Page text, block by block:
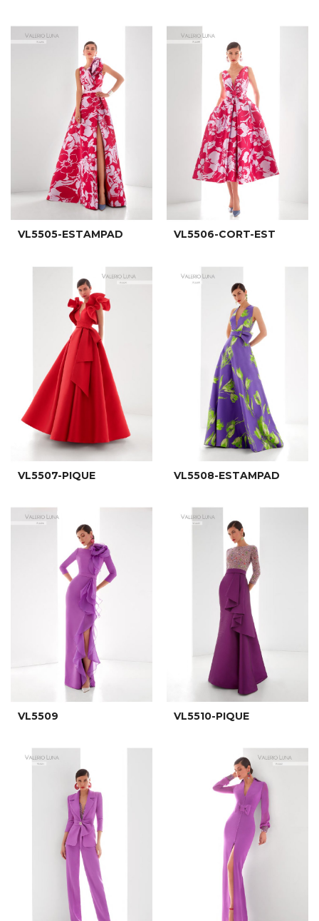
VL5505-ESTAMPAD VL5506-CORT-EST
VL5507-PIQUE VL5508-ESTAMPAD
VL5509 VL5510-PIQUE